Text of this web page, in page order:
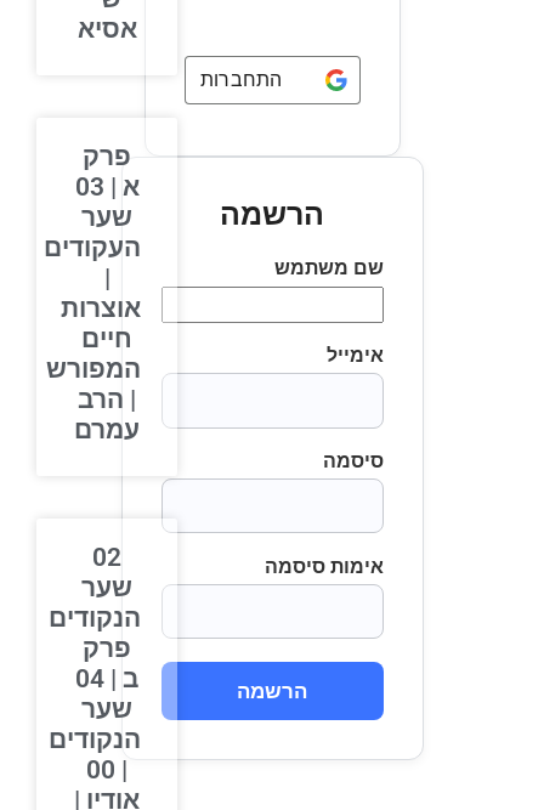
התחברות באמצעות
הרשמה
שם משתמש
אימייל
סיסמה
אימות סיסמה
הרשמה
אסיא
פרק
א | 03
שער
העקודים
אוצרות
חיים
המפורש
| הרב
עמרם
02
שער
הנקודים
פרק
ב | 04
שער
הנקודים
| 00
אודיו |